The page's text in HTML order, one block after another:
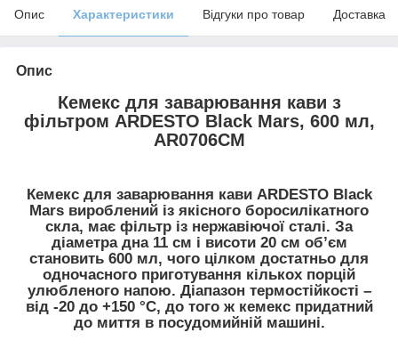
Опис Характеристики Відгуки про товар Доставка
Опис
Кемекс для заварювання кави з
фільтром ARDESTO Black Mars, 600 мл,
AR0706CM
Кемекс для заварювання кави ARDESTO Black
Mars вироблений із якісного боросилікатного
скла, має фільтр із нержавіючої сталі. За
діаметра дна 11 см і висоти 20 см об’єм
становить 600 мл, чого цілком достатньо для
одночасного приготування кількох порцій
улюбленого напою. Діапазон термостійкості –
від -20 до +150 °C, до того ж кемекс придатний
до миття в посудомийній машині.